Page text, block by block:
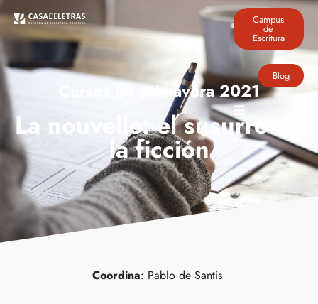
Campus
de
Escritura
Blog
Cursos de primavera 2021
La nouvelle: el susurro de
la ficción
Coordina: Pablo de Santis